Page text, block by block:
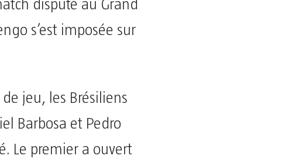
disputé au Grand
s’est imposée sur
jeu, les Brésiliens
Barbosa et Pedro
Le premier a ouvert